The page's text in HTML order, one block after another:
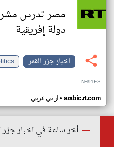
مصر تدرس
دولة إفريقية
اخبار جزر القمر
NH91ES
ار تي عربي• arabic.rt.com
أخر ساعة في اخبار جزر